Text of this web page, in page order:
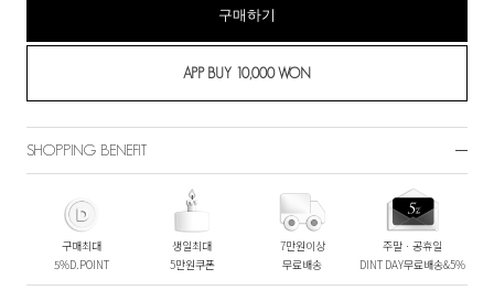
구매하기
SHOPPING BENEFIT
구매최대
5%D.POINT
생일최대
5만원쿠폰
7만원이상
무료배송
주말ㆍ공휴일
DINT DAY무료배송&5%